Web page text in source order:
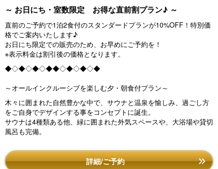
～ お日にち・室数限定 お得な直前割プラン♪ ～
直前のご予約で1泊2食付のスタンダードプランが10%OFF！特別価
格でご案内いたします♪
お日にち限定での販売のため、お早めにご予約を！
※表示料金は割引後の価格となります。
◆◇◆◇◆◇◆◆◇◆◇◆◇◆
～オールインクルーシブを楽しむ夕・朝食付プラン～
木々に囲まれた自然豊かな中で、サウナと温泉を愉しみ、過ごし方
をご自身でデザインする事をコンセプトに誕生。
サウナは4種類ある他、緑に囲まれた外気スペースや、大浴場や貸切
風呂も完備。
詳細/ご予約